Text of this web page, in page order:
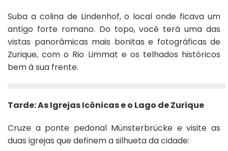
Suba a colina de Lindenhof, o local onde ficava um
antigo forte romano. Do topo, você terá uma das
vistas panorâmicas mais bonitas e fotográficas de
Zurique, com o Rio Limmat e os telhados históricos
bem à sua frente.
Tarde: As Igrejas Icônicas e o Lago de Zurique
Cruze a ponte pedonal Münsterbrücke e visite as
duas igrejas que definem a silhueta da cidade: